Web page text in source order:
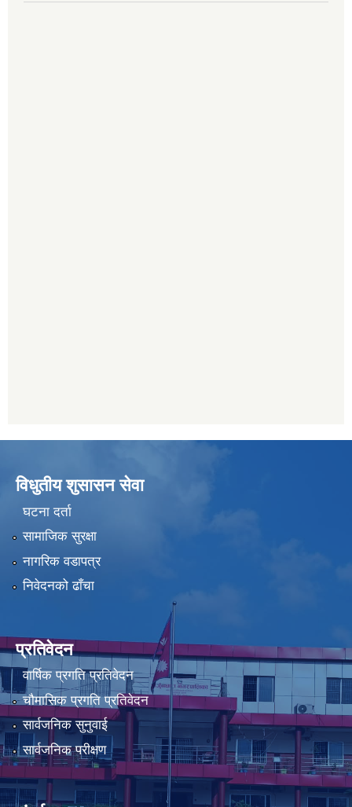
विधुतीय शुसासन सेवा
घटना दर्ता
सामाजिक सुरक्षा
नागरिक वडापत्र
निवेदनको ढाँचा
प्रतिवेदन
वार्षिक प्रगति प्रतिवेदन
चौमासिक प्रगति प्रतिवेदन
सार्वजनिक सुनुवाई
सार्वजनिक परीक्षण